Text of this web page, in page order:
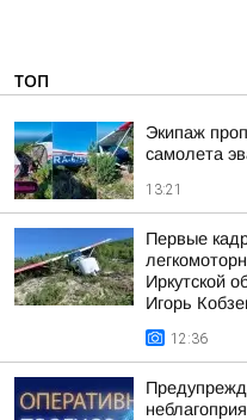
ТОП
Экипаж
самолета
13:21
Первые
Иркутской
Игорь
12:36